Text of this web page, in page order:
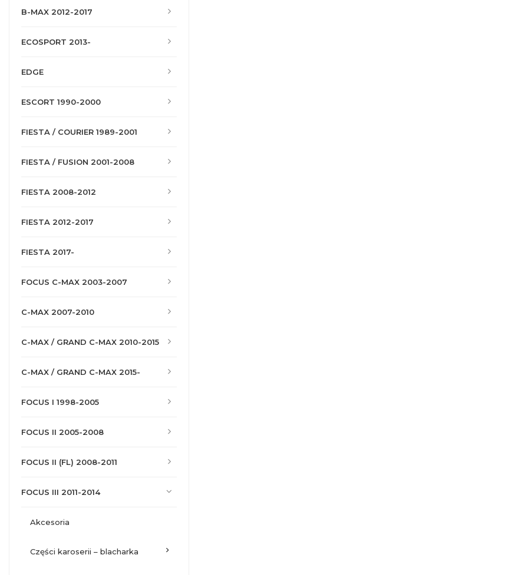
B-MAX 2012-2017
ECOSPORT 2013-
EDGE
ESCORT 1990-2000
FIESTA / COURIER 1989-2001
FIESTA / FUSION 2001-2008
FIESTA 2008-2012
FIESTA 2012-2017
FIESTA 2017-
FOCUS C-MAX 2003-2007
C-MAX 2007-2010
C-MAX / GRAND C-MAX 2010-2015
C-MAX / GRAND C-MAX 2015-
FOCUS I 1998-2005
FOCUS II 2005-2008
FOCUS II (FL) 2008-2011
FOCUS III 2011-2014
akcesoria
części karoserii – blacharka